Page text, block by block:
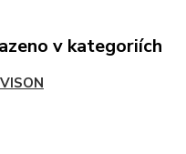
v kategoriích